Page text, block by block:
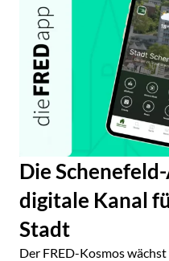
Die
digitale Kanal
Stadt
Der FRED-Kosmos